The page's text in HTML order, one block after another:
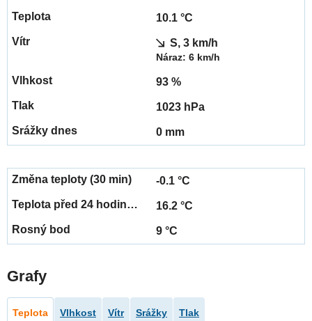
10.1 °C
S, 3 km/h
Náraz: 6 km/h
93 %
1023 hPa
0 mm
-0.1 °C
16.2 °C
9 °C
Grafy
Teplota Vlhkost Vítr Srážky Tlak